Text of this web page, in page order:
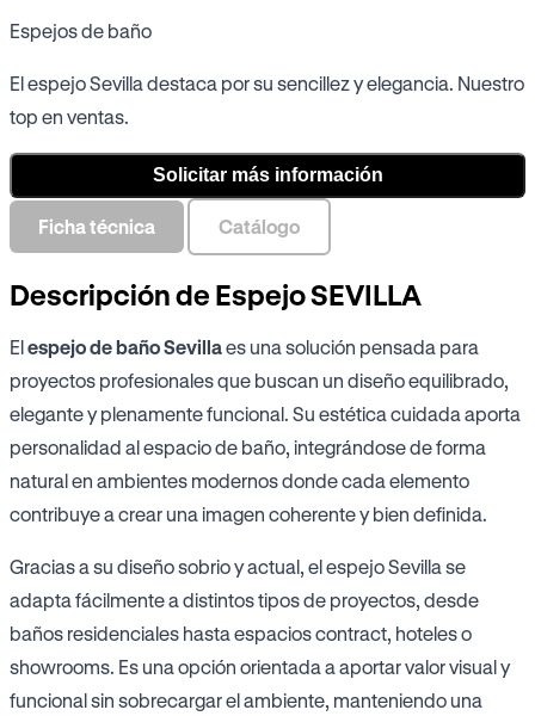
Espejos de baño
El espejo Sevilla destaca por su sencillez y elegancia. Nuestro
top en ventas.
Solicitar más información
Ficha técnica Catálogo
Descripción de Espejo SEVILLA
Elespejo de baño Sevillaes una solución pensada para
proyectos profesionales que buscan un diseño equilibrado,
elegante y plenamente funcional. Su estética cuidada aporta
personalidad al espacio de baño, integrándose de forma
natural en ambientes modernos donde cada elemento
contribuye a crear una imagen coherente y bien definida.
Gracias a su diseño sobrio y actual, el espejo Sevilla se
adapta fácilmente a distintos tipos de proyectos, desde
baños residenciales hasta espacios contract, hoteles o
showrooms. Es una opción orientada a aportar valor visual y
funcional sin sobrecargar el ambiente, manteniendo una